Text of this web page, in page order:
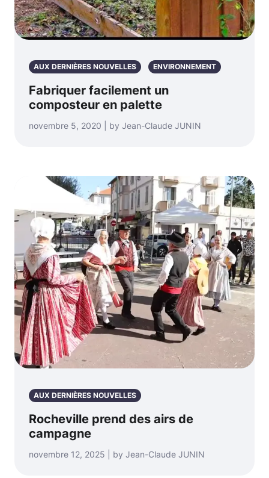
AUX DERNIÈRES NOUVELLES ENVIRONNEMENT
Fabriquer facilement un
composteur en palette
novembre 5, 2020 | by Jean-Claude JUNIN
AUX DERNIÈRES NOUVELLES
Rocheville prend des airs de
campagne
novembre 12, 2025 | by Jean-Claude JUNIN